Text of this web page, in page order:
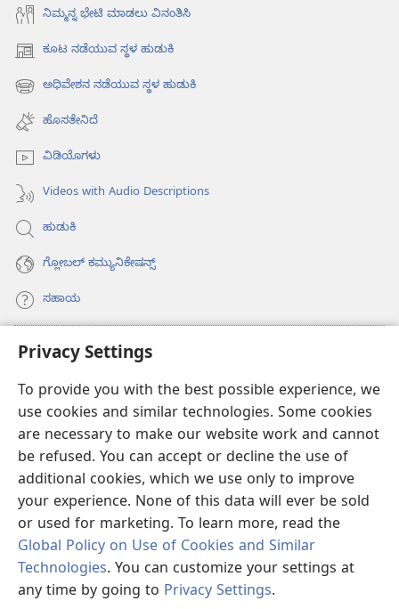
Privacy Settings
To provide you with the best possible experience, we
use cookies and similar technologies. Some cookies
are necessary to make our website work and cannot
be refused. You can accept or decline the use of
additional cookies, which we use only to improve
your experience. None of this data will ever be sold
or used for marketing. To learn more, read the
Global Policy on Use of Cookies and Similar
Technologies. You can customize your settings at
any time by going to Privacy Settings.
ನಿಮ್ಮನ್ನ ಭೇಟಿ ಮಾಡಲು ವಿನಂತಿಸಿ
ಕೂಟ ನಡೆಯುವ ಸ್ಥಳ ಹುಡುಕಿ
(opens
new
window)
ಅಧಿವೇಶನ ನಡೆಯುವ ಸ್ಥಳ ಹುಡುಕಿ
(opens
new
window)
ಹೊಸತೇನಿದೆ
ವಿಡಿಯೊಗಳು
Videos with Audio Descriptions
ಹುಡುಕಿ
ಗ್ಲೋಬಲ್‌ ಕಮ್ಯುನಿಕೇಷನ್ಸ್‌
ಸಹಾಯ
ಕಾಣಿಕೆಗಳು
(opens
window)ವಾಚ್‌ಟವರ್‌ ಆನ್‌ಲೈನ್‌ ಲೈಬ್ರರಿ
(opens
new
window)
®
(opens
new
JW ಲೈಬ್ರರಿಆ್ಯಪ್‌
Copyright© 2026 Watch Tower Bible and Tract Society of Pennsylvania.